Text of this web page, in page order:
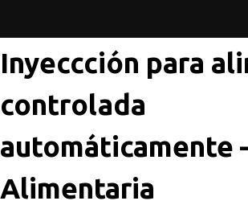
Inyeccción para
Inyeccción para
controlada
automáticamente
Alimentaria